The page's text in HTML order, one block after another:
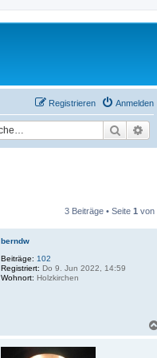
Anmelden
Registrieren
Suche
3 Beiträge • Seite 1 von
berndw
Beiträge: 102
Registriert: Do 9. Jun 2022, 14:59
Wohnort: Holzkirchen